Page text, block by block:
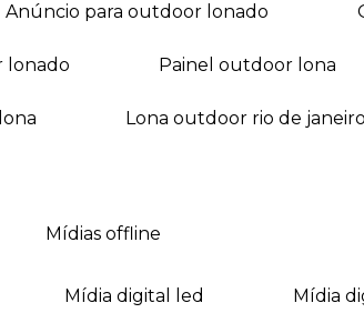
anúncio para outdoor lonado
lonado painel outdoor lona
lona outdoor rio de janeiro
mídias offline
mídia digital led mídia